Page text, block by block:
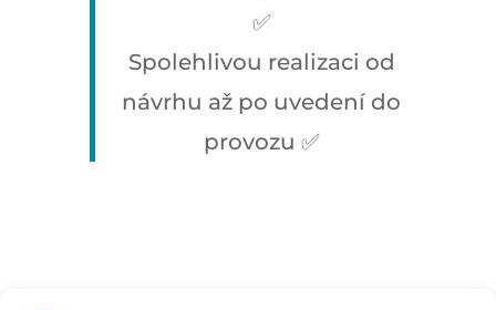
✅
Spolehlivou realizaci od
návrhu až po uvedení do
provozu ✅